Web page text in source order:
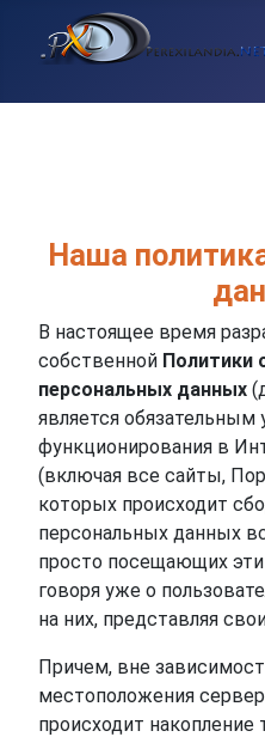
Наша
В настоящее время
собственной Политики
персональных данных
является обязательным
функционирования в
(включая все сайты,
которых происходит
персональных данных
просто посещающих
говоря уже о
на них, представляя
Причем, вне
местоположения
происходит накопление